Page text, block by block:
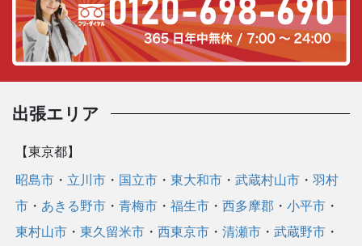
ゴ
リ
ー
出張エリア
【東京都】
昭島市 ・ 立川市 ・ 国立市 ・東大和市 ・武蔵村山市 ・羽村
市 ・ あきる野市 ・青梅市 ・福生市 ・西多摩郡 ・小平市 ・
東村山市 ・東久留米市 ・西東京市 ・清瀬市 ・武蔵野市 ・